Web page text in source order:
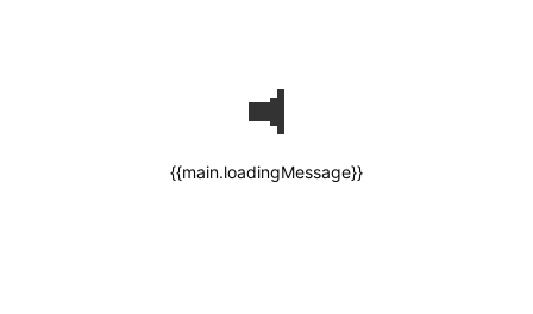
{{main.loadingMessage}}